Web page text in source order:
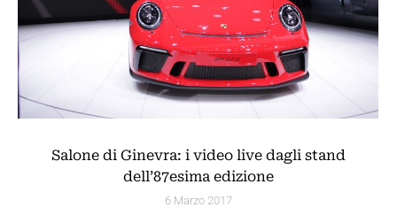
Salone di Ginevra: i video live dagli stand
dell’87esima edizione
6 Marzo 2017